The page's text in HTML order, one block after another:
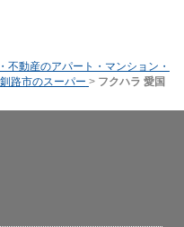
不動産のアパート・マンション・
釧路市のスーパー > フクハラ 愛国